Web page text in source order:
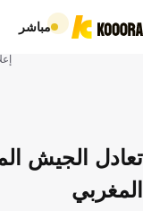
مباشر
تعادل الجيش
المغربي